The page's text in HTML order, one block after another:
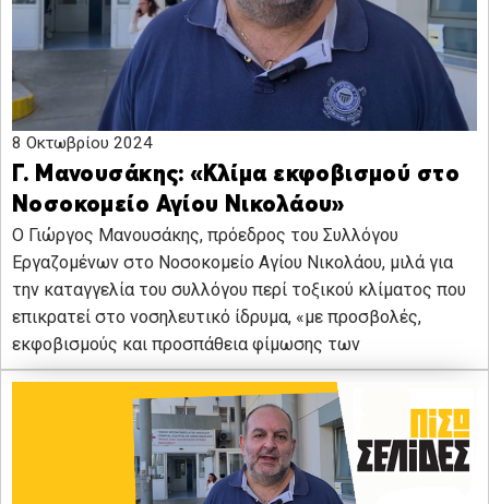
8 Οκτωβρίου 2024
Γ. Μανουσάκης: «Κλίμα εκφοβισμού στο
Νοσοκομείο Αγίου Νικολάου»
O Γιώργος Μανουσάκης, πρόεδρος του Συλλόγου
Εργαζομένων στο Νοσοκομείο Αγίου Νικολάου, μιλά για
την καταγγελία του συλλόγου περί τοξικού κλίματος που
επικρατεί στο νοσηλευτικό ίδρυμα, «με προσβολές,
εκφοβισμούς και προσπάθεια φίμωσης των